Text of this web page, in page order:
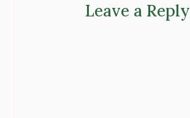
Leave a Reply